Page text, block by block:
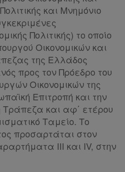
και Μνημόνιο
Πολιτικής) το οποίο
Οικονομικών και
της Ελλάδος
προς τον Πρόεδρο του
Οικονομικών της
Επιτροπή και την
Τράπεζα και αφ΄ ετέρου
Ταμείο. Το
προσαρτάται στον
III και IV, στην